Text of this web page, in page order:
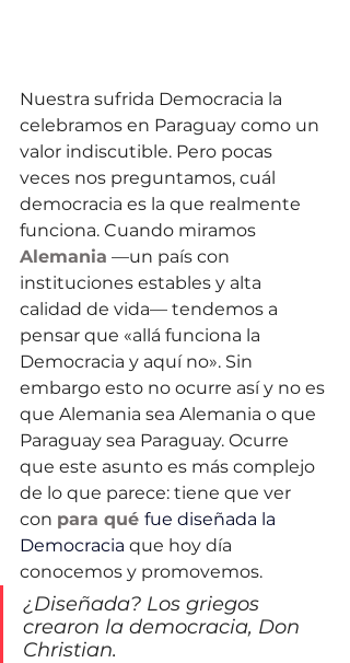
Nuestra sufrida Democracia la
celebramos en Paraguay como un
valor indiscutible. Pero pocas
veces nos preguntamos, cuál
democracia es la que realmente
funciona. Cuando miramos
Alemania —un país con
instituciones estables y alta
calidad de vida— tendemos a
pensar que «allá funciona la
Democracia y aquí no». Sin
embargo esto no ocurre así y no es
que Alemania sea Alemania o que
Paraguay sea Paraguay. Ocurre
que este asunto es más complejo
de lo que parece: tiene que ver
con para qué fue diseñada la
Democracia que hoy día
conocemos y promovemos.
¿Diseñada? Los griegos
crearon la democracia, Don
Christian.